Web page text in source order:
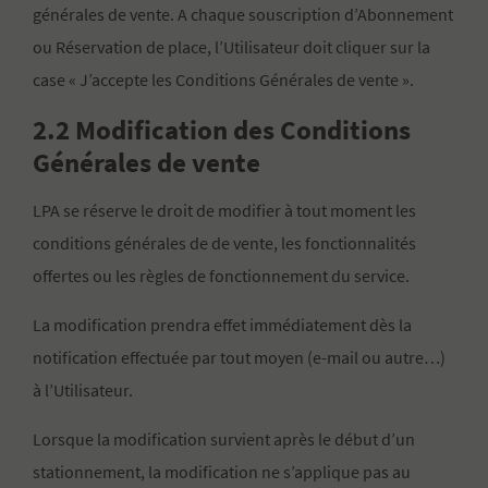
générales de vente. A chaque souscription d’Abonnement
ou Réservation de place, l’Utilisateur doit cliquer sur la
case « J’accepte les Conditions Générales de vente ».
2.2 Modification des Conditions
Générales de vente
LPA se réserve le droit de modifier à tout moment les
conditions générales de de vente, les fonctionnalités
offertes ou les règles de fonctionnement du service.
La modification prendra effet immédiatement dès la
notification effectuée par tout moyen (e-mail ou autre…)
à l’Utilisateur.
Lorsque la modification survient après le début d’un
stationnement, la modification ne s’applique pas au